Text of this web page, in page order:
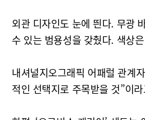
외관 디자인도 눈에 띈다. 무광
수 있는 범용성을 갖췄다. 색
내셔널지오그래픽 어패럴 관계
적인 선택지로 주목받을 것”이